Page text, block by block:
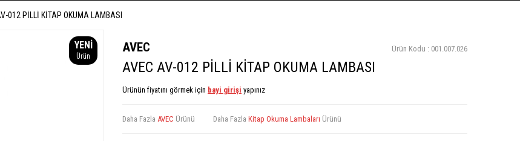
012 PİLLİ KİTAP OKUMA LAMBASI
YENI
Ürün
AVEC Ürün Kodu : 001.007.026
AVEC AV-012 PİLLİ KİTAP OKUMA LAMBASI
Ürünün fiyatını görmek için bayi girişi yapınız
Daha Fazla AVEC Ürünü Daha Fazla Kitap Okuma Lambaları Ürünü